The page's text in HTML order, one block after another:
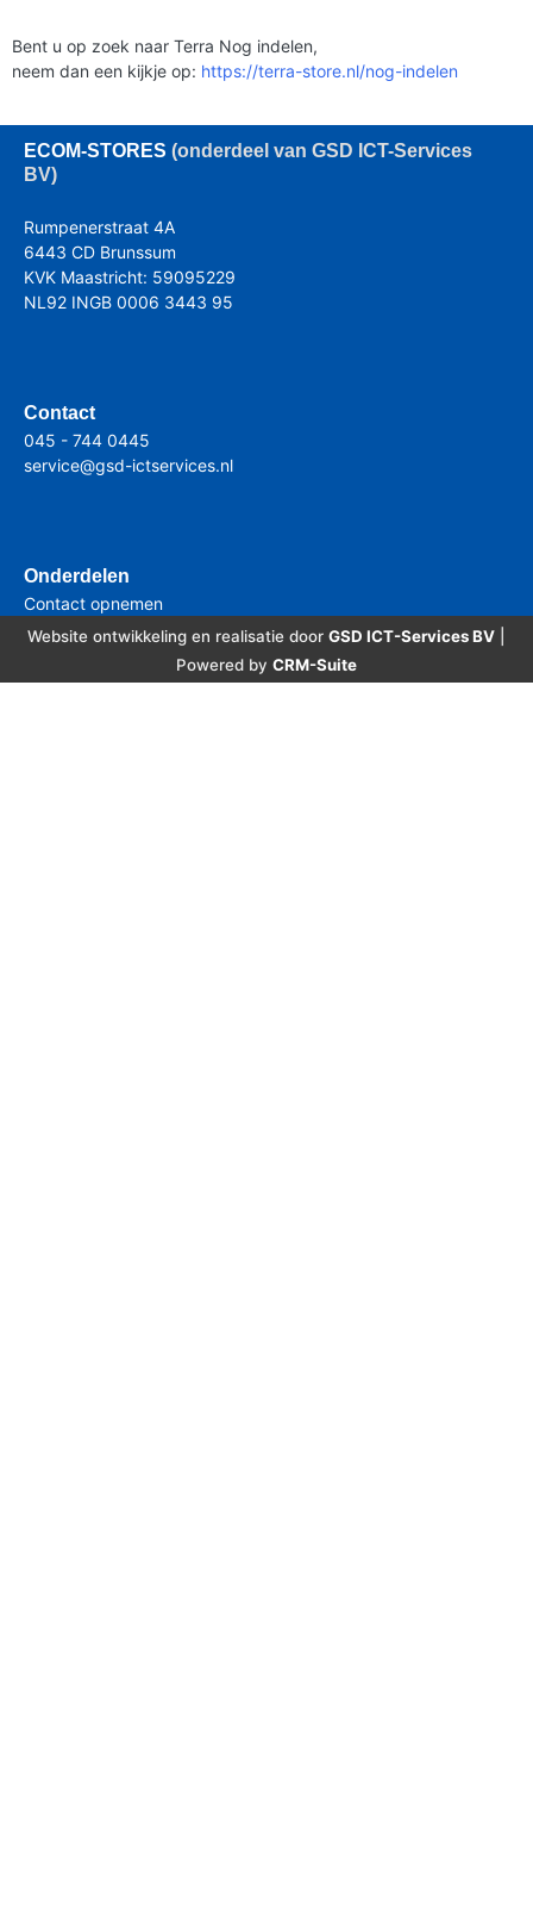
Bent u op zoek naar Terra Nog indelen,
neem dan een kijkje op: https://terra-store.nl/nog-indelen
ECOM-STORES (onderdeel van GSD ICT-Services
BV)
Rumpenerstraat 4A
6443 CD Brunssum
KVK Maastricht: 59095229
NL92 INGB 0006 3443 95
Contact
045 - 744 0445
service@gsd-ictservices.nl
Onderdelen
Contact opnemen
Website ontwikkeling en realisatie door GSD ICT-Services BV
Powered by CRM-Suite